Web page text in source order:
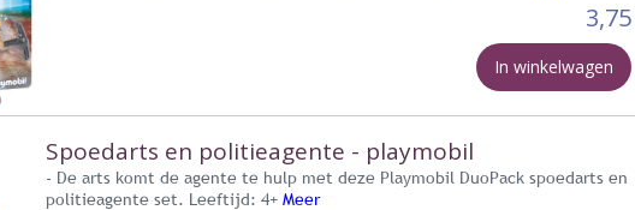
3,75
In winkelwagen
Spoedarts en politieagente - playmobil
- De arts komt de agente te hulp met deze Playmobil DuoPack spoedarts en
politieagente set. Leeftijd: 4+ Meer